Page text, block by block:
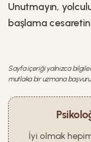
Unutmayın,
başlama
Sayfa içeriği yalnızca
mutlaka bir uzmana
İyi olmak